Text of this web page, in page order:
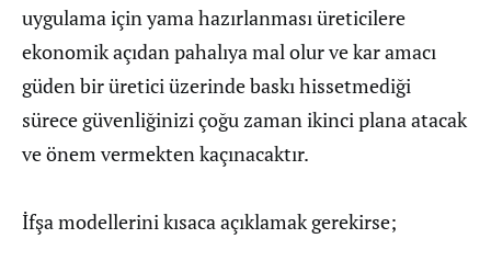
uygulama için yama hazırlanması üreticilere
ekonomik açıdan pahalıya mal olur ve kar amacı
güden bir üretici üzerinde baskı hissetmediği
sürece güvenliğinizi çoğu zaman ikinci plana atacak
ve önem vermekten kaçınacaktır.
İfşa modellerini kısaca açıklamak gerekirse;